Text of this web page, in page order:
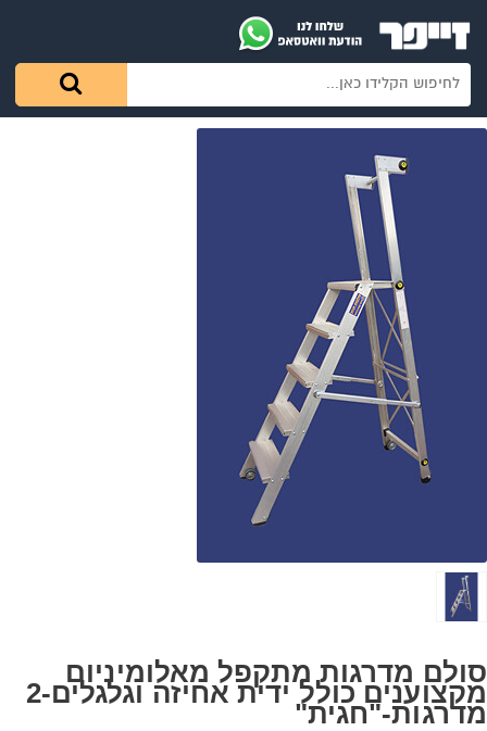
סולם מדרגות מתקפל מאלומיניום
מקצוענים כולל ידית אחיזה וגלגלים-2
מדרגות-"חגית"